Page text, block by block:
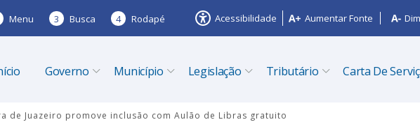
Menu 3 Busca 4 Rodapé Acessibilidade Aumentar Fonte
Governo Município Legislação Tributário Carta De
de Juazeiro promove inclusão com Aulão de Libras gratuito